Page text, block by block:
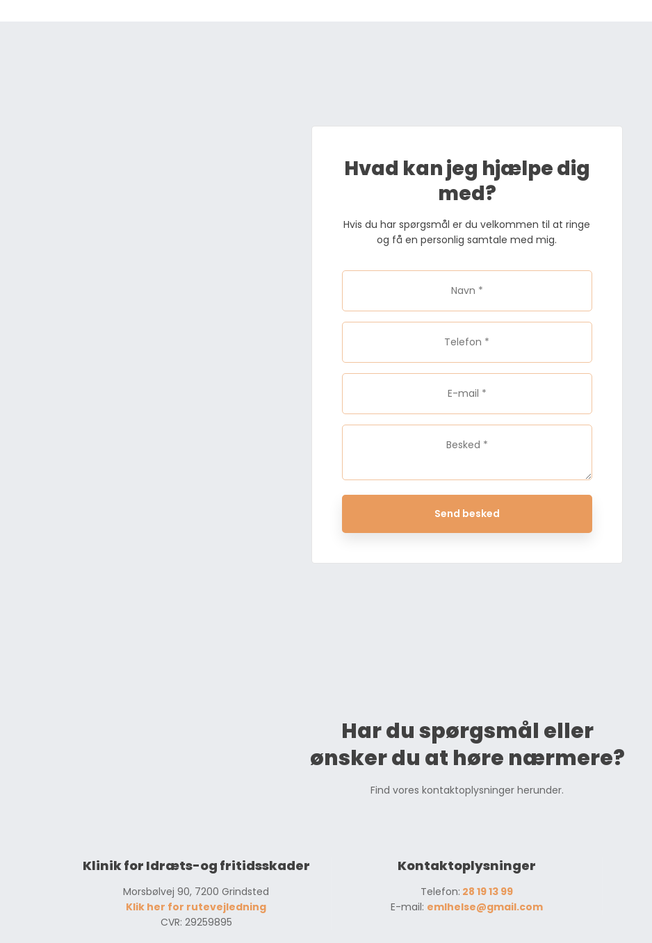
Hvad kan jeg hjælpe dig
med?
Hvis du har spørgsmål er du velkommen til at ringe
og få en personlig samtale med mig.
Har du spørgsmål eller
​ønsker du at høre nærmere?
Find vores kontaktoplysninger herunder.
Klinik for Idræts-og fritidsskader
Morsbølvej 90, 7200 Grindsted
Klik her for rutevejledning
CVR: 29259895
Kontaktoplysninger
Telefon: 28 19 13 99
E-mail: emlhelse@gmail.com